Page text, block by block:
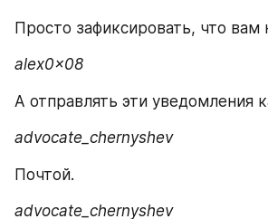
Просто зафиксировать, что вам
alex0x08
А отправлять эти уведомления
advocate_chernyshev
Почтой.
advocate_chernyshev